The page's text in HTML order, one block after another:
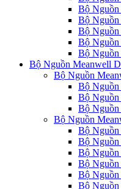
Bộ
Bộ
Bộ
Bộ
Bộ
Bộ Nguồn Meanwell
Bộ Nguồn
Bộ
Bộ
Bộ
Bộ Nguồn
Bộ
Bộ
Bộ
Bộ
Bộ
Bộ